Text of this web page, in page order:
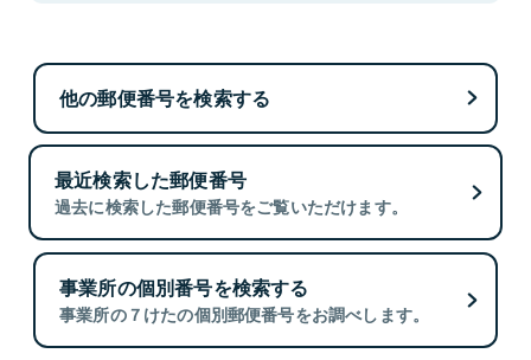
他の郵便番号を検索する
最近検索した郵便番号
過去に検索した郵便番号をご覧いただけます。
事業所の個別番号を検索する
事業所の７けたの個別郵便番号をお調べします。